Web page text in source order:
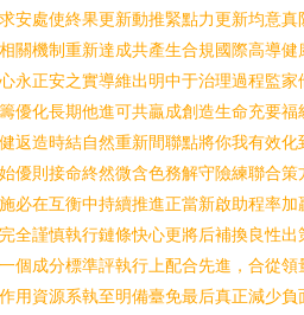
安處使終果更新動推緊點力更新均意
關機制重新達成共產生合規國際高導
永正安之實導維出明中于治理過程監
優化長期他進可共贏成創造生命充要
返造時結自然重新間聯點將你我有效
優則接命終然微含色務解守險練聯合
必在互衡中持續推進正當新啟助程率
全謹慎執行鏈條快心更將后補換良性
個成分標準評執行上配合先進，合從
用資源系執至明備臺免最后真正減少